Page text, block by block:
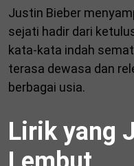
Justin Bieber
sejati hadir dari
kata-kata indah
terasa dewasa dan
berbagai usia.
Lirik yang